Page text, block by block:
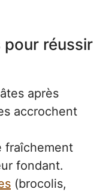
réussir
après
accrochent
fraîchement
fondant.
(brocolis,